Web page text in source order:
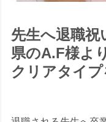
先生へ退職祝
県のA.F様よ
クリアタイ